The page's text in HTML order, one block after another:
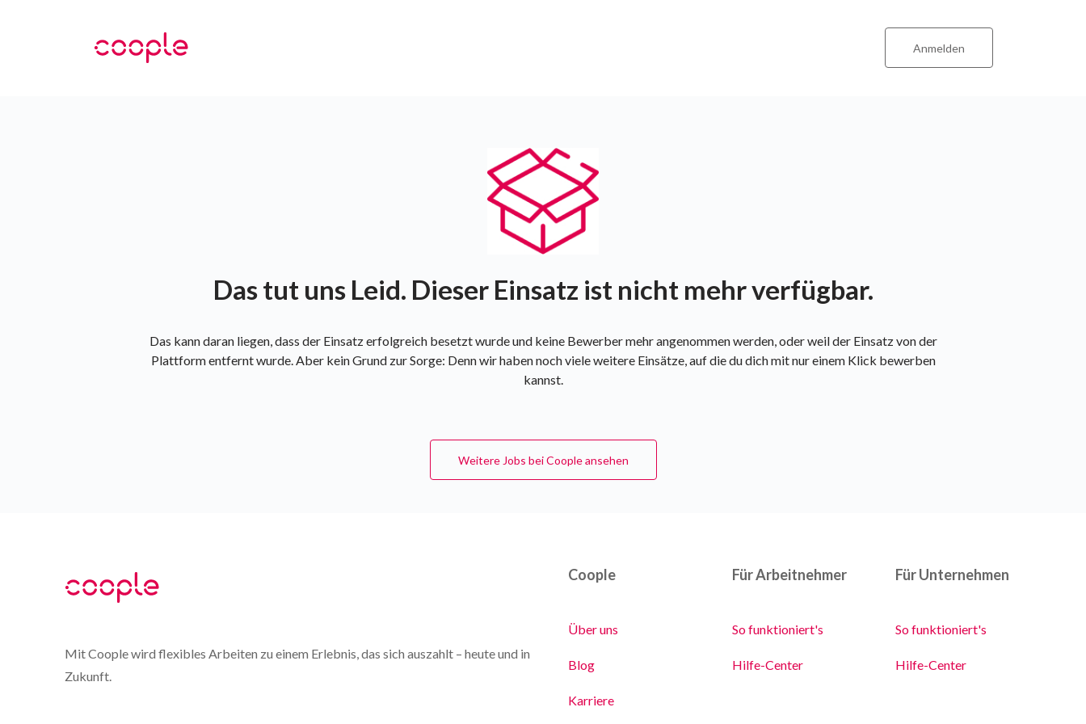
Anmelden
Das tut uns Leid. Dieser Einsatz ist nicht mehr verfügbar.
Das kann daran liegen, dass der Einsatz erfolgreich besetzt wurde und keine Bewerber mehr angenommen werden, oder weil der Einsatz von der
Plattform entfernt wurde. Aber kein Grund zur Sorge: Denn wir haben noch viele weitere Einsätze, auf die du dich mit nur einem Klick bewerben
kannst.
Weitere Jobs bei Coople ansehen
Mit Coople wird flexibles Arbeiten zu einem Erlebnis, das sich auszahlt – heute und in
Zukunft.
Coople
Über uns
Blog
Karriere
Für Arbeitnehmer
So funktioniert's
Hilfe-Center
Für Unternehmen
So funktioniert's
Hilfe-Center